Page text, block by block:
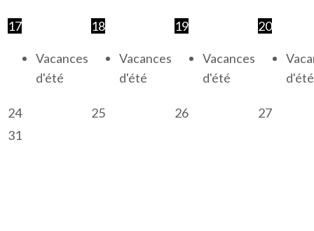
17
Vacances
d'été
18
Vacances
d'été
19
Vacances
d'été
20
d'été
24 25 26
27
31